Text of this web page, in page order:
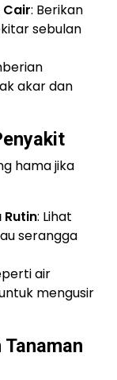
Cair: Berikan
sebulan
akar dan
hama jika
Rutin: Lihat
serangga
air
mengusir